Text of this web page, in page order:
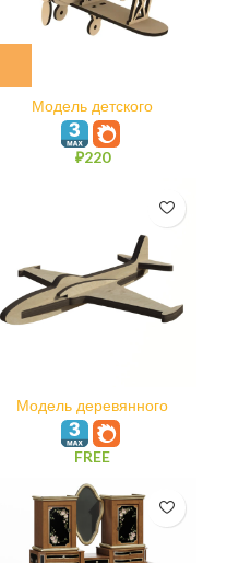
Модель детского
деревянного самолетика
Tarhe
₽220
Модель деревянного
детского самолетика
FREE